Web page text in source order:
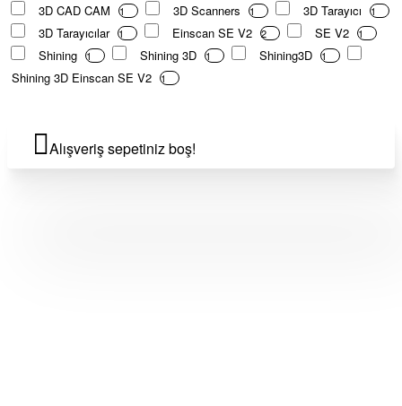
3D CAD CAM 1 3D Scanners 1 3D Tarayıcı 1
3D Tarayıcılar 1 Einscan SE V2 2 SE V2 1
Shining 1 Shining 3D 1 Shining3D 1
Shining 3D Einscan SE V2 1
Alışveriş sepetiniz boş!